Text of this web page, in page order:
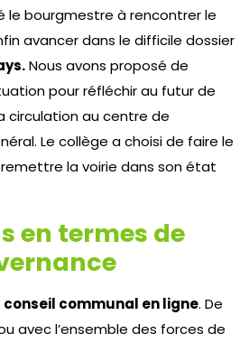
le bourgmestre à rencontrer le
avancer dans le difficile dossier
.Nous avons proposé de
pour réfléchir au futur de
circulation au centre de
Le collège a choisi de faire le
la voirie dans son état
en termes de
communal en ligne. De
avec l’ensemble des forces de